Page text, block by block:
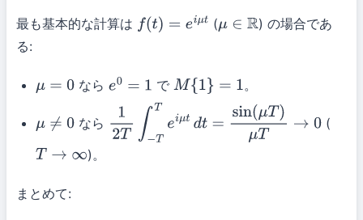
最も基本的な計算は f(t)= eiμ t (μ∈R
) の場合であ
る:
μ=0 ならe0 =1 でM{ 1}=1 。
μ≠0 なら 12T∫ T iμtd t=sin( μT)μT→0 (
T →∞ )。
まとめて: